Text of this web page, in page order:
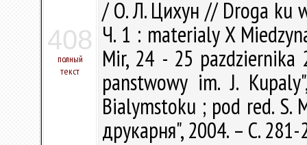
408
полный
текст
/ О. Л. Цихун // Droga ku
Ч. 1 : materialy X
Mir, 24 - 25
panstwowy im. J.
Bialymstoku ; pod red. S.
друкарня", 2004. – С.